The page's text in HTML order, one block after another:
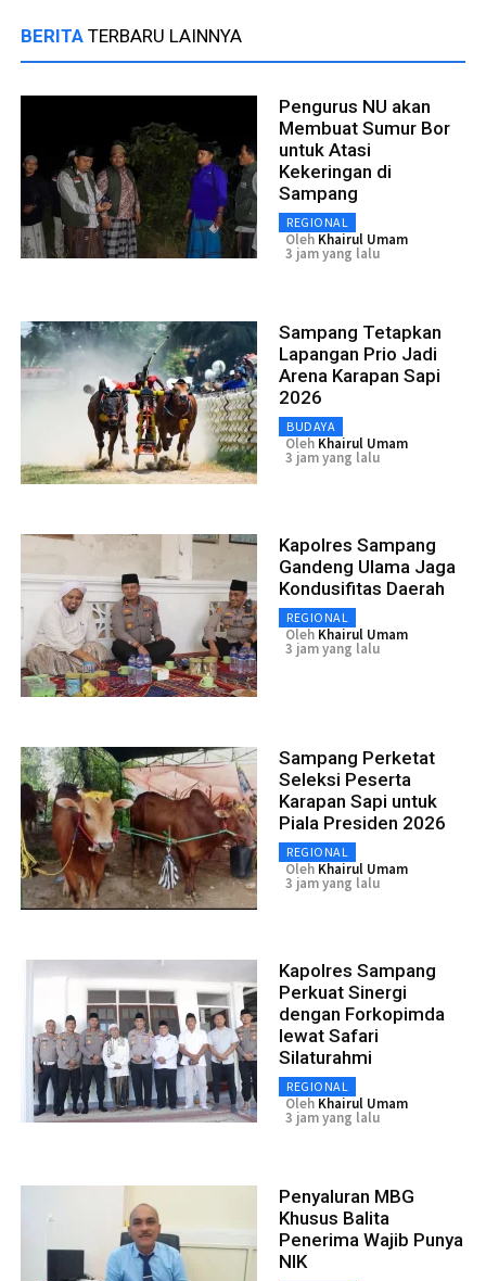
BERITA TERBARU LAINNYA
Pengurus NU akan
Membuat Sumur Bor
untuk Atasi
Kekeringan di
Sampang
REGIONAL
Oleh Khairul Umam
3 jam yang lalu
Sampang Tetapkan
Lapangan Prio Jadi
Arena Karapan Sapi
2026
BUDAYA
Oleh Khairul Umam
3 jam yang lalu
Kapolres Sampang
Gandeng Ulama Jaga
Kondusifitas Daerah
REGIONAL
Oleh Khairul Umam
3 jam yang lalu
Sampang Perketat
Seleksi Peserta
Karapan Sapi untuk
Piala Presiden 2026
REGIONAL
Oleh Khairul Umam
3 jam yang lalu
Kapolres Sampang
Perkuat Sinergi
dengan Forkopimda
lewat Safari
Silaturahmi
REGIONAL
Oleh Khairul Umam
3 jam yang lalu
Penyaluran MBG
Khusus Balita
Penerima Wajib Punya
NIK